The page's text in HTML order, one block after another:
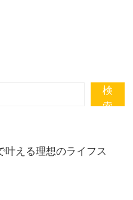
検
索
叶える理想のライフス